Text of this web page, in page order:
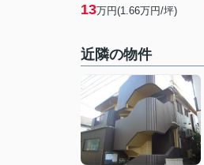
13万円(1.66万円/坪)
近隣の物件